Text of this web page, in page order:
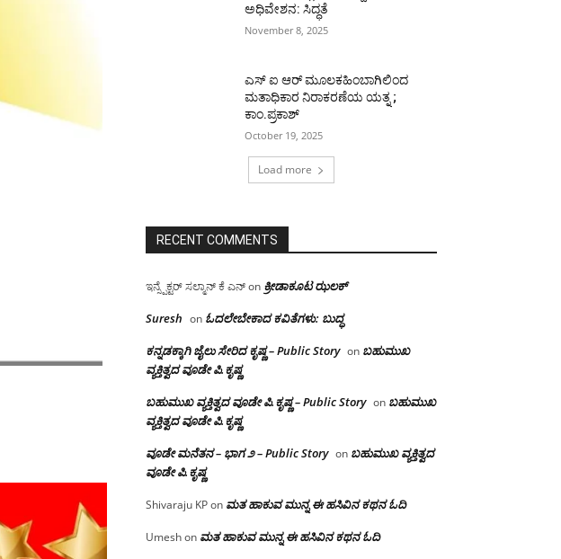
ಅಧಿವೇಶನ: ಸಿದ್ಧತೆ
November 8, 2025
ಎಸ್ ಐ ಆರ್ ಮೂಲಕಹಿಂಬಾಗಿಲಿಂದ
ಮತಾಧಿಕಾರ ನಿರಾಕರಣೆಯ ಯತ್ನ ;
ಕಾಂ.ಪ್ರಕಾಶ್
October 19, 2025
Load more
RECENT COMMENTS
ಇನ್ಸ್ಪೆಕ್ಟರ್ ಸಲ್ಮಾನ್ ಕೆ ಎನ್on ಕ್ರೀಡಾಕೂಟ ಝಲಕ್
Suresh on ಓದಲೇಬೇಕಾದ‌ ಕವಿತೆಗಳು: ಬುದ್ಧ
ಕನ್ನಡಕ್ಕಾಗಿ ಜೈಲು ಸೇರಿದ ಕೃಷ್ಣ – Public Story on ಬಹುಮುಖ
ವ್ಯಕ್ತಿತ್ವದ ವೂಡೇ ಪಿ.ಕೃಷ್ಣ
ಬಹುಮುಖ ವ್ಯಕ್ತಿತ್ವದ ವೂಡೇ ಪಿ.ಕೃಷ್ಣ – Public Story on ಬಹುಮುಖ
ವ್ಯಕ್ತಿತ್ವದ ವೂಡೇ ಪಿ.ಕೃಷ್ಣ
ವೂಡೇ ಮನೆತನ – ಭಾಗ ೨ – Public Story on ಬಹುಮುಖ ವ್ಯಕ್ತಿತ್ವದ
ವೂಡೇ ಪಿ.ಕೃಷ್ಣ
Shivaraju KPon ಮತ ಹಾಕುವ ಮುನ್ನ ಈ ಹಸಿವಿನ ಕಥನ ಓದಿ
Umeshon ಮತ ಹಾಕುವ ಮುನ್ನ ಈ ಹಸಿವಿನ ಕಥನ ಓದಿ